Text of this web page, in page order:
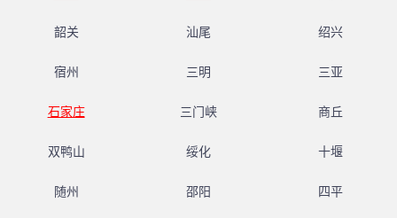
韶关 汕尾 绍兴
宿州 三明 三亚
石家庄 三门峡 商丘
双鸭山 绥化 十堰
随州 邵阳 四平